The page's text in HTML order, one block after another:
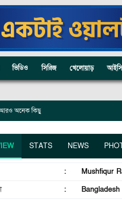
ভিডিও সিরিজ খেলোয়াড়
আরও অনেক কিছু
STATS NEWS
:
Mushfiqur
:
Bangladesh